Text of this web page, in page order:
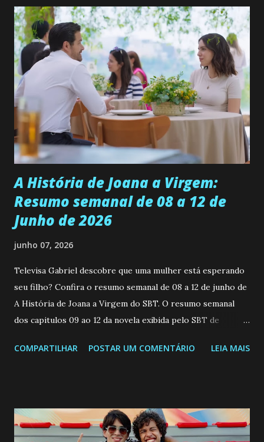
permanecer virgem até encontrar o homem que realmente
ama, o que não é fácil, já que dedica todas as suas energias a
se aprimorar, trabalhando, estudando e se orgulhando de
ser a primeira mulher da família a ingressar na
universidade. Ela tem uma personalidade muito alegre, é
muito madura para a idade, determinada, criativa e
empática. Detesta injustiças e é uma ótima amiga. Pode ser
teimosa e muito persistente quando decide fazer algo.
Durante um exame ginecológico, ela é inseminada por eng...
A História de Joana a Virgem:
Resumo semanal de 08 a 12 de
Junho de 2026
junho 07, 2026
Televisa Gabriel descobre que uma mulher está esperando
seu filho? Confira o resumo semanal de 08 a 12 de junho de
A História de Joana a Virgem do SBT. O resumo semanal
dos capitulos 09 ao 12 da novela exibida pelo SBT de
a Programação Semanal do SBT de 08/06/26 a 14/06/26
confessa a Gabriel que ele demonstrou ser o tipo de
pessoa que ela tanto desejou durante toda a vida. Camila
COMPARTILHAR POSTAR UM COMENTÁRIO LEIA MAIS